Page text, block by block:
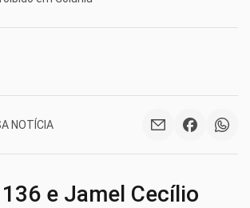
NOTÍCIA
e Jamel Cecílio